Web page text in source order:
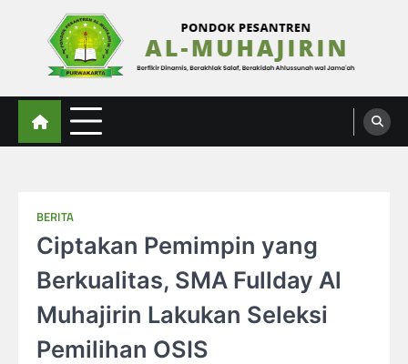
Al-Muhajirin
Berpikir Dinamis – Berakhlak Salaf – Berakidah Ahlussunah wal Jamaah
BERITA
Ciptakan Pemimpin yang
Berkualitas, SMA Fullday Al
Muhajirin Lakukan Seleksi
Pemilihan OSIS